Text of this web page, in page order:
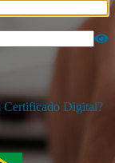
Certificado Digital?